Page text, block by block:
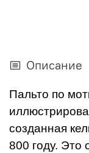
Описание
Пальто по
созданная
800 году.